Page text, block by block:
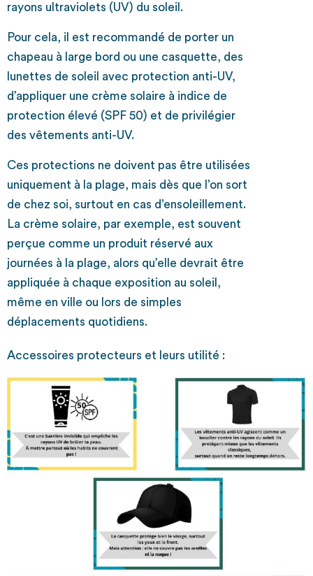
rayons ultraviolets (UV) du soleil.
Pour cela, il est recommandé de porter un
chapeau à large bord ou une casquette, des
lunettes de soleil avec protection anti-UV,
d’appliquer une crème solaire à indice de
protection élevé (SPF 50) et de privilégier
des vêtements anti-UV.
Ces protections ne doivent pas être utilisées
uniquement à la plage, mais dès que l’on sort
de chez soi, surtout en cas d’ensoleillement.
La crème solaire, par exemple, est souvent
perçue comme un produit réservé aux
journées à la plage, alors qu’elle devrait être
appliquée à chaque exposition au soleil,
même en ville ou lors de simples
déplacements quotidiens.
Accessoires protecteurs et leurs utilité :